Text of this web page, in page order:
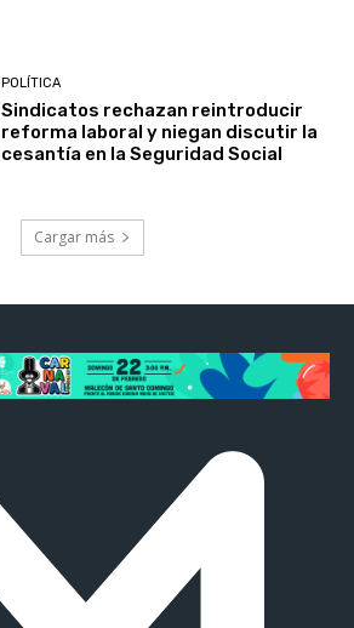
POLÍTICA
Sindicatos rechazan reintroducir
reforma laboral y niegan discutir la
cesantía en la Seguridad Social
Cargar más